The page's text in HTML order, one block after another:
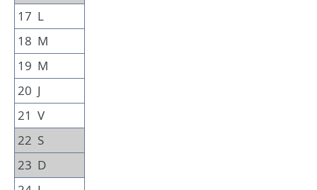
17 L
18 M
19 M
20 J
21 V
22 S
23 D